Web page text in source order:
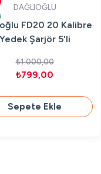
DAĞLIOĞLU
FD20 20 Kalibre
Yedek Şarjör 5'li
₺1.000,00
₺799,00
Sepete Ekle